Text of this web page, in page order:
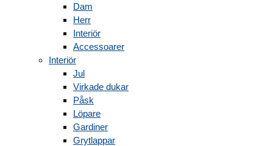
Dam
Herr
Interiör
Accessoarer
Interiör
Jul
Virkade dukar
Påsk
Löpare
Gardiner
Grytlappar